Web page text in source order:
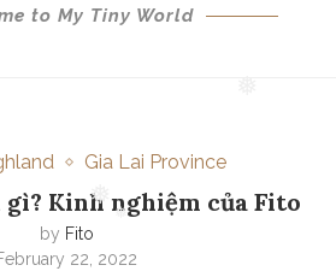
❅
to My Tiny World
Gia Lai Province
gì? Kinh nghiệm của Fito
by Fito
22, 2022